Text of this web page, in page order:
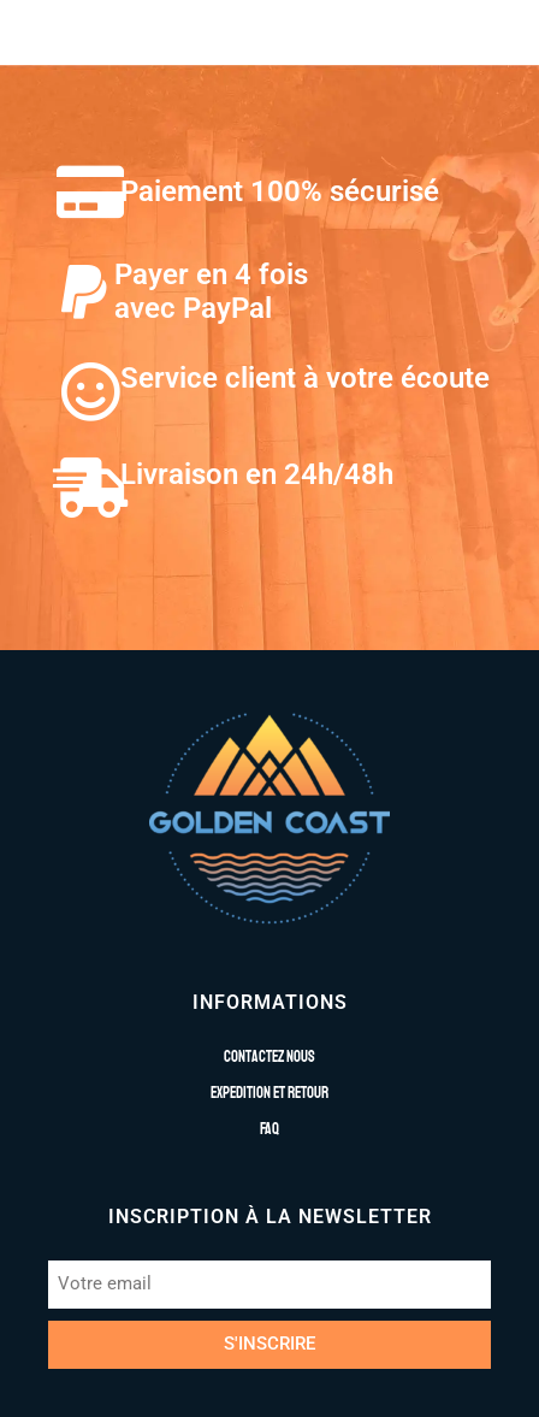
Paiement 100% sécurisé
Payer en 4 fois
avec PayPal
Service client à votre écoute
Livraison en 24h/48h
INFORMATIONS
Contactez nous
Expedition et retour
FAQ
INSCRIPTION À LA NEWSLETTER
S'INSCRIRE